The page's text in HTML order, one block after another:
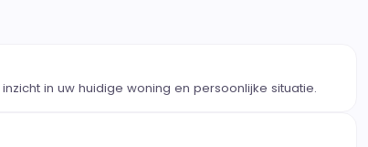
in uw huidige woning en persoonlijke situatie.